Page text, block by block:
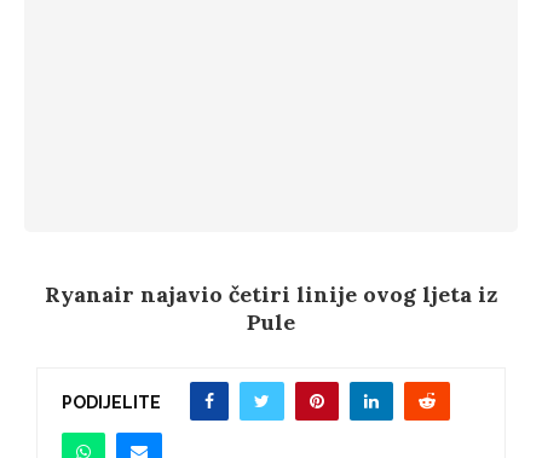
Ryanair najavio četiri linije ovog ljeta iz
Pule
PODIJELITE